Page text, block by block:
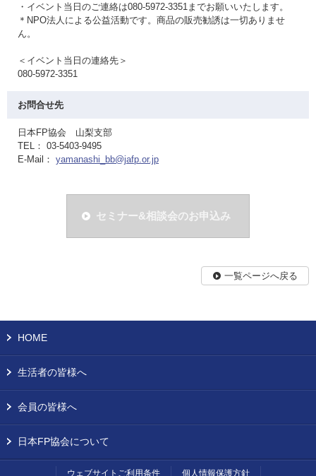
・イベント当日のご連絡は080-5972-3351までお願いいたします。
＊NPO法人による公益活動です。商品の販売勧誘は一切ありませ
ん。
＜イベント当日の連絡先＞
080-5972-3351
お問合せ先
日本FP協会 山梨支部
TEL： 03-5403-9495
E-Mail： yamanashi_bb@jafp.or.jp
セミナー&相談会のお申込み
一覧ページへ戻る
HOME
生活者の皆様へ
会員の皆様へ
日本FP協会について
ウェブサイトご利用条件 個人情報保護方針